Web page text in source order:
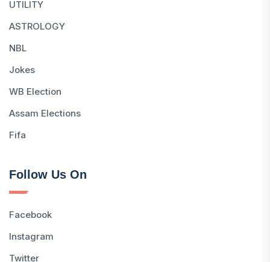
UTILITY
ASTROLOGY
NBL
Jokes
WB Election
Assam Elections
Fifa
Follow Us On
Facebook
Instagram
Twitter